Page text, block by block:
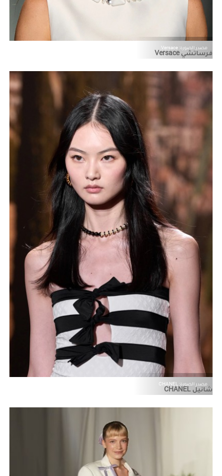
مصدر الصورة: Versace
فرساتشي Versace
مصدر الصورة: CHANEL
شانيل CHANEL